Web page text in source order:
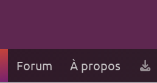
Forum À propos